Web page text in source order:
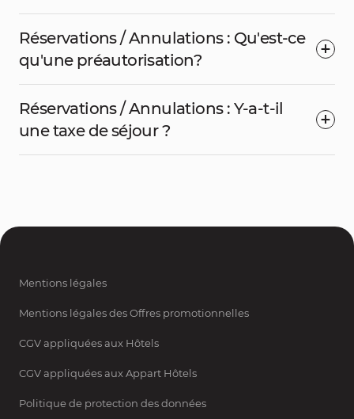
Réservations / Annulations : Qu'est-ce
qu'une préautorisation?
Réservations / Annulations : Y-a-t-il
une taxe de séjour ?
Mentions légales
Mentions légales des Offres promotionnelles
CGV appliquées aux Hôtels
CGV appliquées aux Appart Hôtels
Politique de protection des données